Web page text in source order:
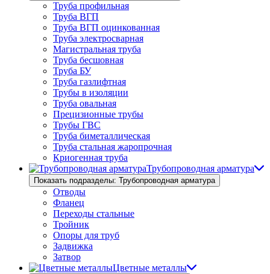
Труба профильная
Труба ВГП
Труба ВГП оцинкованная
Труба электросварная
Магистральная труба
Труба бесшовная
Труба БУ
Труба газлифтная
Трубы в изоляции
Труба овальная
Прецизионные трубы
Трубы ГВС
Труба биметаллическая
Труба стальная жаропрочная
Криогенная труба
Трубопроводная арматура
Показать подразделы: Трубопроводная арматура
Отводы
Фланец
Переходы стальные
Тройник
Опоры для труб
Задвижка
Затвор
Цветные металлы